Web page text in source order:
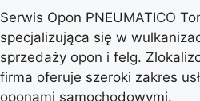
Serwis Opon PNEUMATICO
specjalizująca się w
sprzedaży opon i felg.
firma oferuje szeroki zakres
oponami samochodowymi.